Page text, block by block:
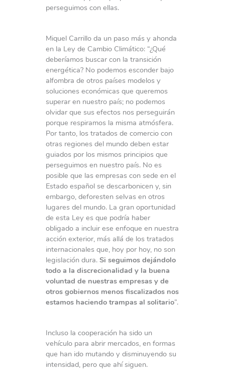
perseguimos con ellas.
Miquel Carrillo da un paso más y ahonda
en la Ley de Cambio Climático: “¿Qué
deberíamos buscar con la transición
energética? No podemos esconder bajo
alfombra de otros países modelos y
soluciones económicas que queremos
superar en nuestro país; no podemos
olvidar que sus efectos nos perseguirán
porque respiramos la misma atmósfera.
Por tanto, los tratados de comercio con
otras regiones del mundo deben estar
guiados por los mismos principios que
perseguimos en nuestro país. No es
posible que las empresas con sede en el
Estado español se descarbonicen y, sin
embargo, deforesten selvas en otros
lugares del mundo. La gran oportunidad
de esta Ley es que podría haber
obligado a incluir ese enfoque en nuestra
acción exterior, más allá de los tratados
internacionales que, hoy por hoy, no son
legislación dura. Si seguimos dejándolo
todo a la discrecionalidad y la buena
voluntad de nuestras empresas y de
otros gobiernos menos fiscalizados nos
estamos haciendo trampas al solitario”.
Incluso la cooperación ha sido un
vehículo para abrir mercados, en formas
que han ido mutando y disminuyendo su
intensidad, pero que ahí siguen.